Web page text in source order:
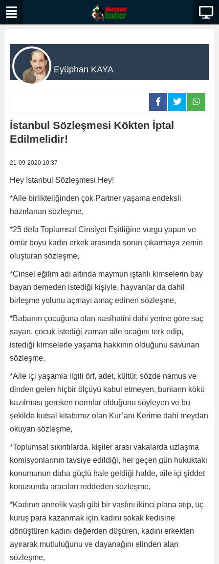
Eyüphan KAYA
İstanbul Sözleşmesi Kökten İptal
Edilmelidir!
21-09-2020 10:37
Hey İstanbul Sözleşmesi Hey!
*Aile birlikteliğinden çok Partner yaşama endeksli
hazırlanan sözleşme,
*25 defa Toplumsal Cinsiyet Eşitliğine vurgu yapan ve
ömür boyu kadın erkek arasında sorun çıkarmaya zemin
oluşturan sözleşme,
*Cinsel eğilim adı altında maymun iştahlı kimselerin bay
bayan demeden istediği kişiyle, hayvanlar da dahil
birleşme yolunu açmayı amaç edinen sözleşme,
*Babanın çocuğuna olan nasihatini dahi yerine göre suç
sayan, çocuk istediği zaman aile ocağını terk edip,
istediği kimselerle yaşama hakkının olduğunu savunan
sözleşme,
*Aile içi yaşamla ilgili örf, adet, kültür, sözde namus ve
dinden gelen hiçbir ölçüyü kabul etmeyen, bunların kökü
kazılması gereken normlar olduğunu söyleyen ve bu
şekilde kutsal kitabımız olan Kur’anı Kerime dahi meydan
okuyan sözleşme,
*Toplumsal sıkıntılarda, kişiler arası vakalarda uzlaşma
komisyonlarının tavsiye edildiği, her geçen gün hukuktaki
konumunun daha güçlü hale geldiği halde, aile içi şiddet
konusunda aracıları reddeden sözleşme,
*Kadının annelik vasfı gibi bir vasfını ikinci plana atıp, üç
kuruş para kazanmak için kadını sokak kedisine
dönüştüren kadını değerden düşüren, kadını erkekten
ayırarak mutluluğunu ve dayanağını elinden alan
sözleşme,